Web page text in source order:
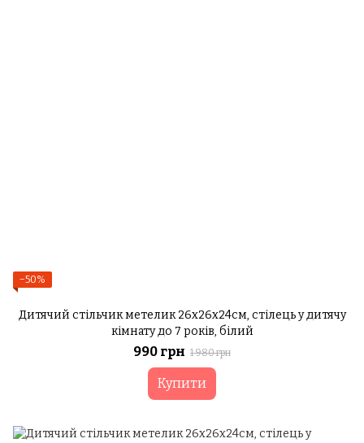
−50%
Дитячий стільчик метелик 26х26х24см, стілець у дитячу
кімнату до 7 років, білий
990 грн 1 980 грн
Купити